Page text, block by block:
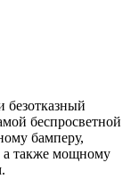
беспросветной
бамперу,
а также мощному